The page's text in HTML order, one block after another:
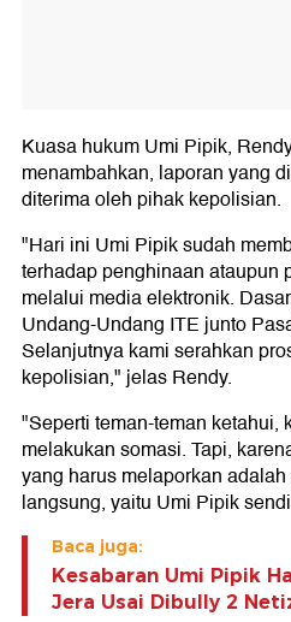
Kuasa hukum Umi Pipik,
menambahkan, laporan yang
diterima oleh pihak kepolisian.
"Hari ini Umi Pipik sudah
terhadap penghinaan ataupun
melalui media elektronik.
Undang-Undang ITE junto
Selanjutnya kami serahkan
kepolisian," jelas Rendy.
"Seperti teman-teman ketahui,
melakukan somasi. Tapi,
yang harus melaporkan
langsung, yaitu Umi Pipik
Baca juga:
Kesabaran Umi Pipik
Jera Usai Dibully 2